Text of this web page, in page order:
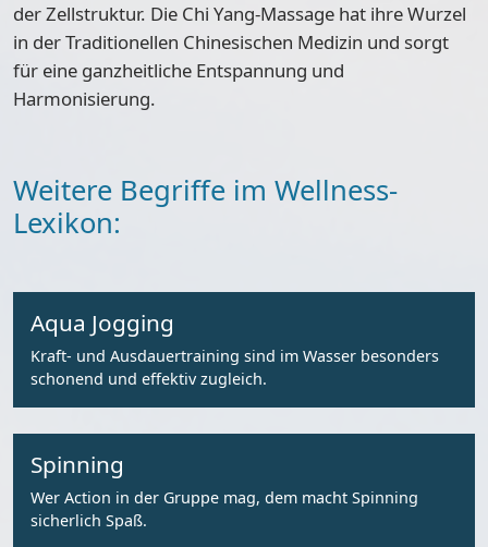
der Zellstruktur. Die Chi Yang-Massage hat ihre Wurzel
in der Traditionellen Chinesischen Medizin und sorgt
für eine ganzheitliche Entspannung und
Harmonisierung.
Weitere Begriffe im Wellness-
Lexikon:
Aqua Jogging
Kraft- und Ausdauertraining sind im Wasser besonders
schonend und effektiv zugleich.
Spinning
Wer Action in der Gruppe mag, dem macht Spinning
sicherlich Spaß.